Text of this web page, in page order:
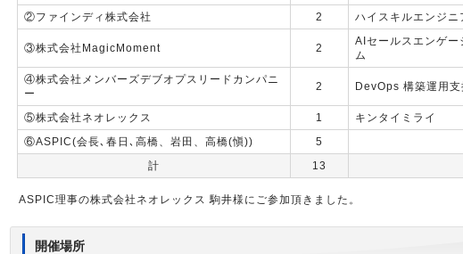
②ファインディ株式会社
2 ハイスキルエンジニ
③株式会社MagicMoment 2
AIセールスエンゲー
ム
④株式会社メンバーズデブオプスリードカンパニ
ー
2 DevOps 構築運用支
⑤株式会社ネオレックス 1 キンタイミライ
⑥ASPIC(会長､春日､高橋、岩田、高橋(愼))
5
計
13
ASPIC理事の株式会社ネオレックス 駒井様にご参加頂きました。
開催場所